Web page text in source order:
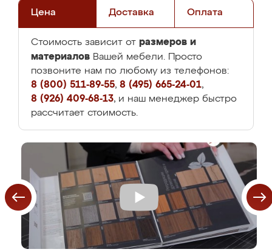
Цена Доставка Оплата
Стоимость зависит от размеров и
материалов Вашей мебели. Просто
позвоните нам по любому из телефонов:
8 (800) 511-89-55, 8 (495) 665-24-01,
8 (926) 409-68-13, и наш менеджер быстро
рассчитает стоимость.